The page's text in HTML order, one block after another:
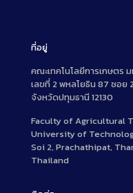
ที่อยู่
คณะเทคโนโลยีการเกษตร
เลขที่ 2 พหลโยธิน 87 ซอย
จังหวัดปทุมธานี 12130
Faculty of Agricultural
University of
Soi 2, Prachathipat,
Thailand